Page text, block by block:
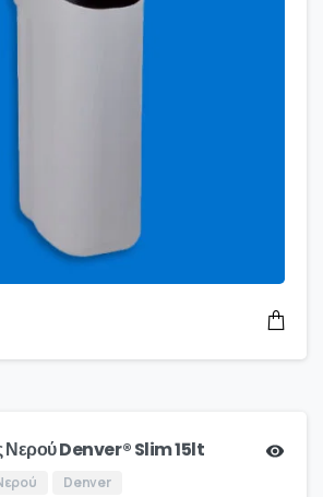
Denver® Slim 15lt
Denver